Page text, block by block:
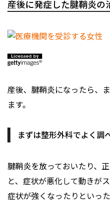
産後に発症した腱鞘炎の
産後、腱鞘炎になったら、
ます。
まずは整形外科でよく調
腱鞘炎を放っておいたり、
と、症状が悪化して動きが
症状が強くなったりといっ